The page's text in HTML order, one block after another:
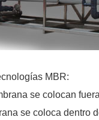
MBR:
se colocan
se coloca dentro